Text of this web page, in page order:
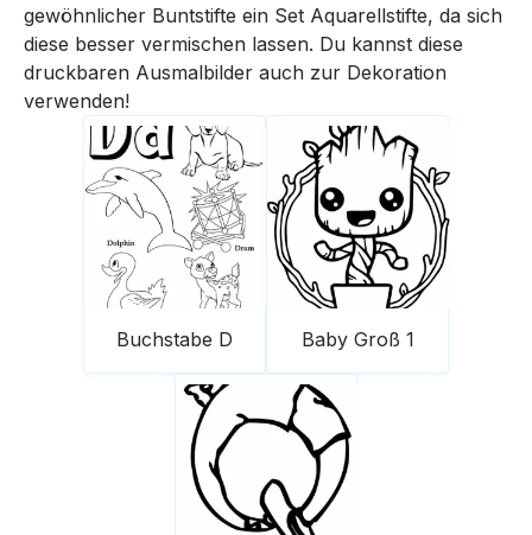
gewöhnlicher Buntstifte ein Set Aquarellstifte, da sich
diese besser vermischen lassen. Du kannst diese
druckbaren Ausmalbilder auch zur Dekoration
verwenden!
Buchstabe D Baby Groß 1